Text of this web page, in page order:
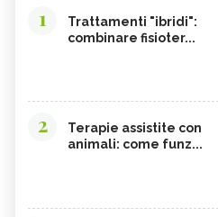
1
Trattamenti "ibridi":
combinare fisioter...
2
Terapie assistite con
animali: come funz...